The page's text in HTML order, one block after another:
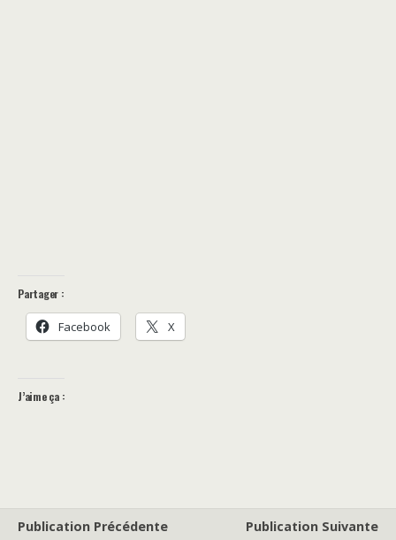
Partager :
Facebook X
J’aime ça :
Publication Précédente
Publication Suivante